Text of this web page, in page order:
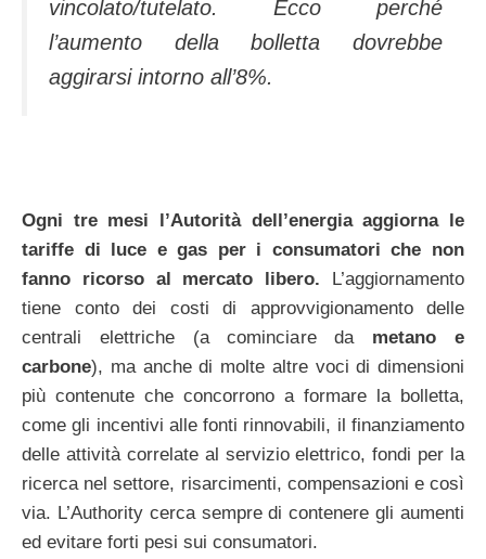
vincolato/tutelato. Ecco perché
l’aumento della bolletta dovrebbe
aggirarsi intorno all’8%.
Ogni tre mesi l’Autorità dell’energia aggiorna le
tariffe di luce e gas per i consumatori che non
fanno ricorso al mercato libero. L’aggiornamento
tiene conto dei costi di approvvigionamento delle
centrali elettriche (a cominciare dametano e
carbone), ma anche di molte altre voci di dimensioni
più contenute che concorrono a formare la bolletta,
come gli incentivi alle fonti rinnovabili, il finanziamento
delle attività correlate al servizio elettrico, fondi per la
ricerca nel settore, risarcimenti, compensazioni e così
via. L’Authority cerca sempre di contenere gli aumenti
ed evitare forti pesi sui consumatori.